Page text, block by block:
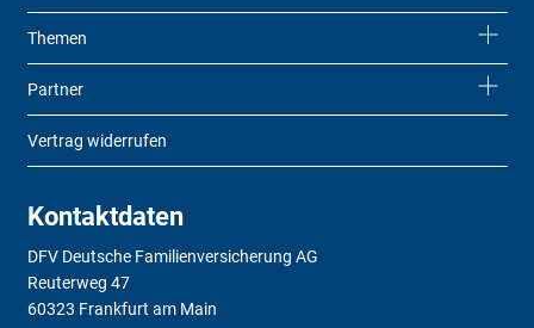
Themen
Partner
Vertrag widerrufen
Kontaktdaten
DFV Deutsche Familienversicherung AG
Reuterweg 47
60323 Frankfurt am Main